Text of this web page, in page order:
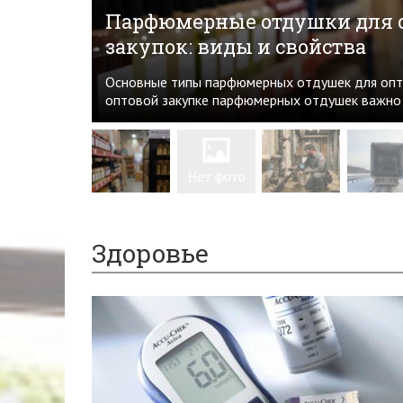
Парфюмерные отдушки для
закупок: виды и свойства
Основные типы парфюмерных отдушек для
оптовой закупке парфюмерных отдушек важно
Здоровье